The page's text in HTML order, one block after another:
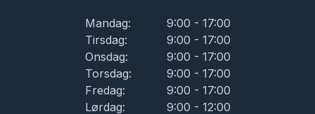
Mandag:
9:00 - 17:00
Tirsdag:
9:00 - 17:00
Onsdag:
9:00 - 17:00
Torsdag:
9:00 - 17:00
Fredag:
9:00 - 17:00
Lørdag:
9:00 - 12:00